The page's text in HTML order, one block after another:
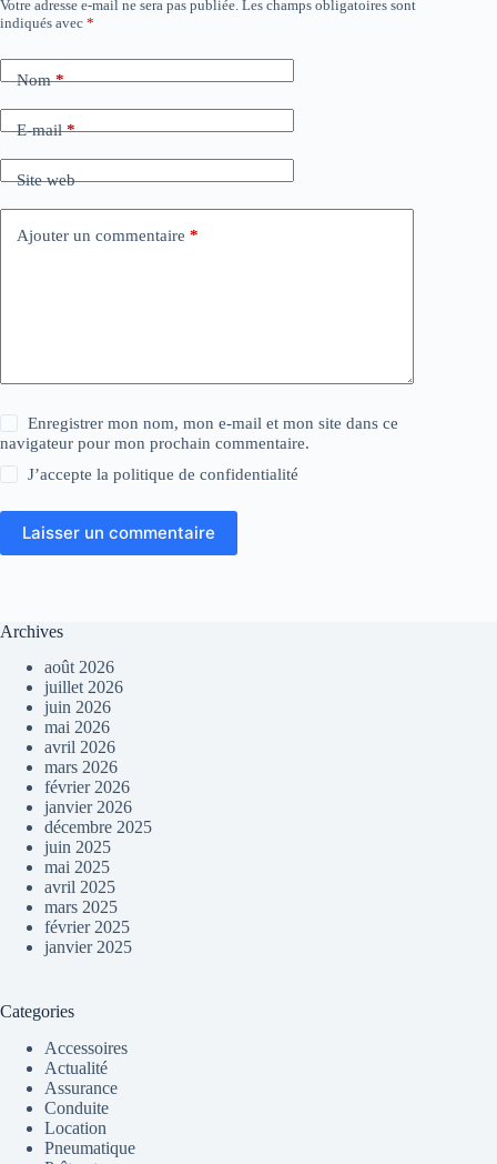
Votre adresse e-mail ne sera pas publiée. Les champs obligatoires sont
indiqués avec *
Nom*
E-mail*
Site web
Ajouter un commentaire *
Enregistrer mon nom, mon e-mail et mon site dans ce
navigateur pour mon prochain commentaire.
J’accepte lapolitique de confidentialité
Laisser un commentaire
Archives
août 2026
juillet 2026
juin 2026
mai 2026
avril 2026
mars 2026
février 2026
janvier 2026
décembre 2025
juin 2025
mai 2025
avril 2025
mars 2025
février 2025
janvier 2025
Categories
Accessoires
Actualité
Assurance
Conduite
Location
Pneumatique